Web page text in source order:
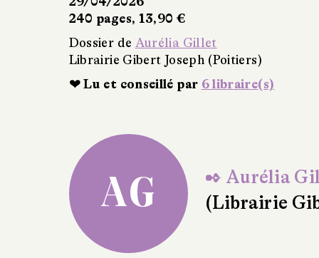
08/04/2026
13,90 €
Dossier deAurélia Gillet
Librairie Gibert Joseph (Poitiers)
❤ Lu et conseillé par5 libraire(s)
AG
✒ Aurélia
(Librairie